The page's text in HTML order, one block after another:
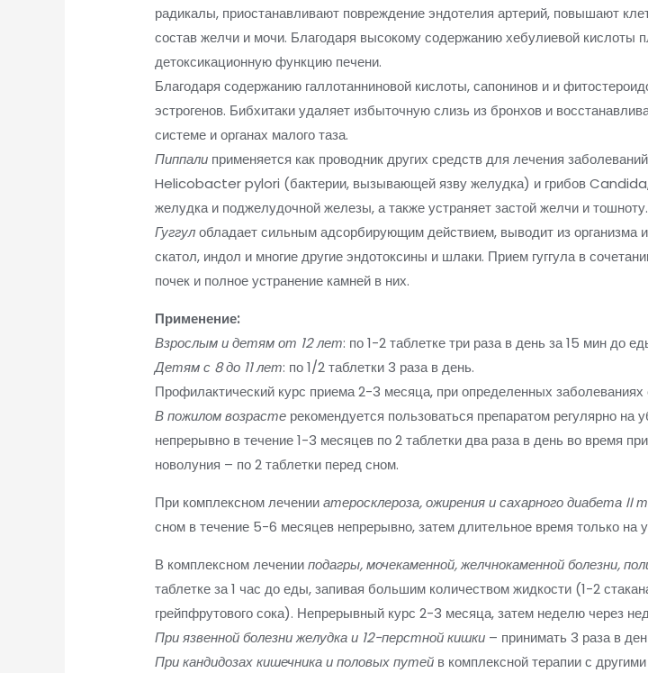
радикалы, приостанавливают повреждение эндотелия артерий, повышают
состав желчи и мочи. Благодаря высокому содержанию хебулиевой кислоты
детоксикационную функцию печени.
Благодаря содержанию галлотанниновой кислоты, сапонинов и и
эстрогенов. Бибхитаки удаляет избыточную слизь из бронхов и
системе и органах малого таза.
Пиппали применяется как проводник других средств для лечения
Helicobacter pylori (бактерии, вызывающей язву желудка) и грибов
желудка и поджелудочной железы, а также устраняет застой желчи и тошноту.
Гуггулобладает сильным адсорбирующим действием, выводит из организма
скатол, индол и многие другие эндотоксины и шлаки. Прием гуггула в
почек и полное устранение камней в них.
Применение:
Взрослым и детям от 12 лет: по 1-2 таблетке три раза в день за 15 мин до
Детям с 8 до 11 лет: по 1/2 таблетки 3 раза в день.
Профилактический курс приема 2-3 месяца, при определенных
В пожилом возрасте рекомендуется пользоваться препаратом регулярно
непрерывно в течение 1-3 месяцев по 2 таблетки два раза в день во время
новолуния – по 2 таблетки перед сном.
При комплексном леченииатеросклероза, ожирения и сахарного диабета II
сном в течение 5-6 месяцев непрерывно, затем длительное время только
В комплексном леченииподагры, мочекаменной, желчнокаменнойболезни,
таблетке за 1 час до еды, запивая большим количеством жидкости (1-2
грейпфрутового сока). Непрерывный курс 2-3 месяца, затем неделю через
При язвенной болезни желудка и 12-перстной кишки – принимать 3 раза в
При кандидозах кишечника и половых путей в комплексной терапии с